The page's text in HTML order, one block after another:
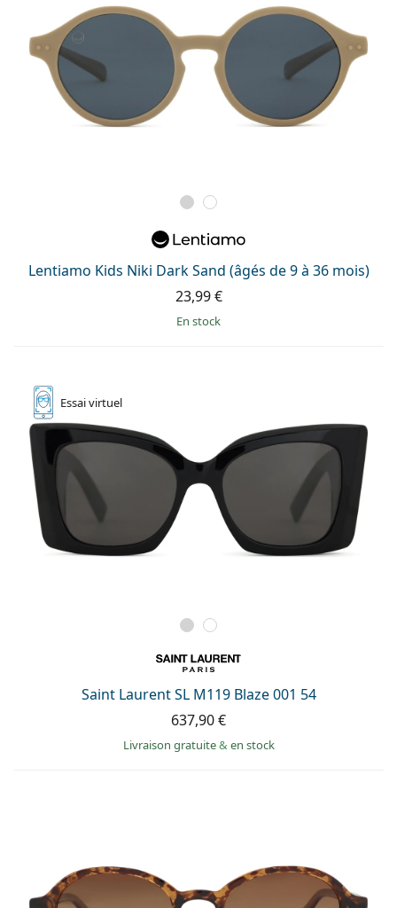
Lentiamo Kids Niki Dark Sand (âgés de 9 à 36 mois)
23,99 €
en stock
Essaivirtuel
Saint Laurent SL M119 Blaze 001 54
637,90 €
Livraison gratuite& en stock